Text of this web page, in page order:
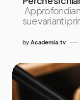
sue varianti
by Academia.tv